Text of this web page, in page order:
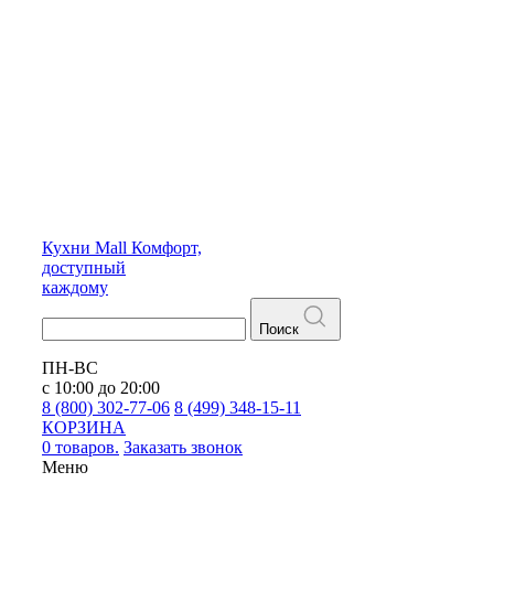
Кухни Mall Комфорт,
доступный
каждому
Поиск
ПН-ВС
с 10:00 до 20:00
8 (800) 302-77-06 8 (499) 348-15-11
КОРЗИНА
0 товаров. Заказать звонок
Меню